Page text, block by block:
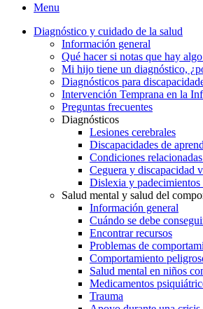
Menu
Diagnóstico y cuidado de la salud
Información general
Qué hacer si notas que hay
Mi hijo tiene un diagnóstico,
Diagnósticos para
Intervención Temprana en la
Preguntas frecuentes
Diagnósticos
Lesiones cerebrales
Discapacidades de
Condiciones
Ceguera y discapacidad
Dislexia y padecimientos
Salud mental y salud del
Información general
Cuándo se debe
Encontrar recursos
Problemas de
Comportamiento
Salud mental en niños
Medicamentos
Trauma